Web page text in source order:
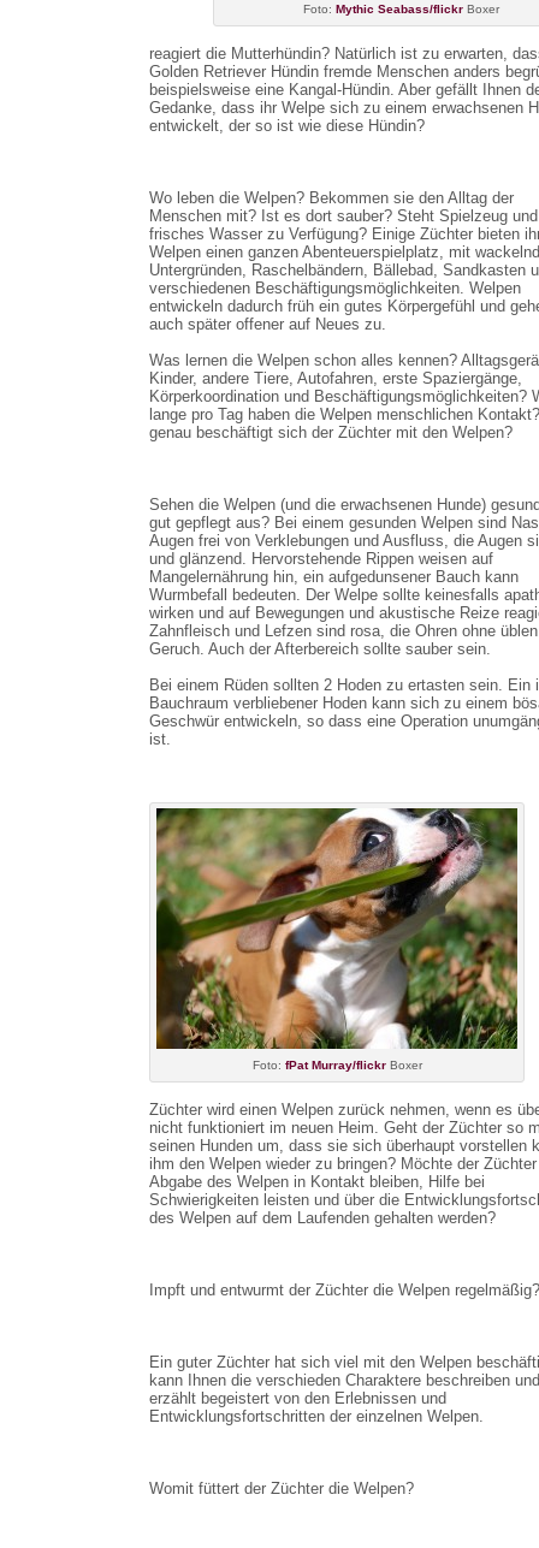
Foto: Mythic Seabass/flickr Boxer
reagiert die Mutterhündin? Natürlich ist zu erwarten,
Golden Retriever Hündin fremde Menschen anders
beispielsweise eine Kangal-Hündin. Aber gefällt Ihnen
Gedanke, dass ihr Welpe sich zu einem erwachsenen
entwickelt, der so ist wie diese Hündin?
Wo leben die Welpen? Bekommen sie den Alltag der
Menschen mit? Ist es dort sauber? Steht Spielzeug und
frisches Wasser zu Verfügung? Einige Züchter bieten
Welpen einen ganzen Abenteuerspielplatz, mit
Untergründen, Raschelbändern, Bällebad, Sandkasten
verschiedenen Beschäftigungsmöglichkeiten. Welpen
entwickeln dadurch früh ein gutes Körpergefühl und
auch später offener auf Neues zu.
Was lernen die Welpen schon alles kennen?
Kinder, andere Tiere, Autofahren, erste Spaziergänge,
Körperkoordination und Beschäftigungsmöglichkeiten?
lange pro Tag haben die Welpen menschlichen
genau beschäftigt sich der Züchter mit den Welpen?
Sehen die Welpen (und die erwachsenen Hunde)
gut gepflegt aus? Bei einem gesunden Welpen sind
Augen frei von Verklebungen und Ausfluss, die Augen
und glänzend. Hervorstehende Rippen weisen auf
Mangelernährung hin, ein aufgedunsener Bauch kann
Wurmbefall bedeuten. Der Welpe sollte keinesfalls
wirken und auf Bewegungen und akustische Reize
Zahnfleisch und Lefzen sind rosa, die Ohren ohne üblen
Geruch. Auch der Afterbereich sollte sauber sein.
Bei einem Rüden sollten 2 Hoden zu ertasten sein. Ein
Bauchraum verbliebener Hoden kann sich zu einem
Geschwür entwickeln, so dass eine Operation
ist.
Foto: fPat Murray/flickr Boxer
Züchter wird einen Welpen zurück nehmen, wenn es
nicht funktioniert im neuen Heim. Geht der Züchter so
seinen Hunden um, dass sie sich überhaupt vorstellen
ihm den Welpen wieder zu bringen? Möchte der
Abgabe des Welpen in Kontakt bleiben, Hilfe bei
Schwierigkeiten leisten und über die
des Welpen auf dem Laufenden gehalten werden?
Impft und entwurmt der Züchter die Welpen regelmäßig?
Ein guter Züchter hat sich viel mit den Welpen
kann Ihnen die verschieden Charaktere beschreiben und
erzählt begeistert von den Erlebnissen und
Entwicklungsfortschritten der einzelnen Welpen.
Womit füttert der Züchter die Welpen?